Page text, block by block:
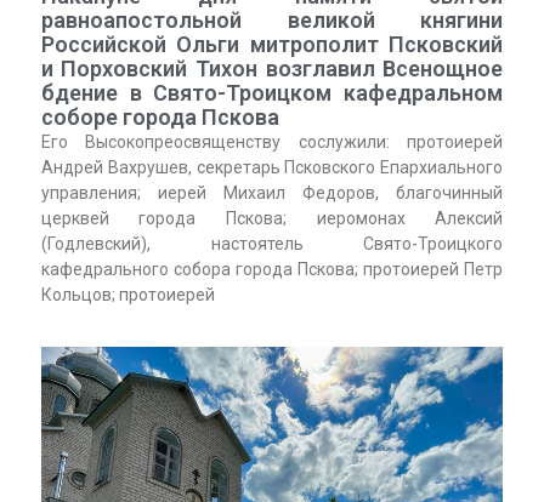
равноапостольной великой княгини
Российской Ольги митрополит Псковский
и Порховский Тихон возглавил Всенощное
бдение в Свято-Троицком кафедральном
соборе города Пскова
Его Высокопреосвященству сослужили: протоиерей
Андрей Вахрушев, секретарь Псковского Епархиального
управления; иерей Михаил Федоров, благочинный
церквей города Пскова; иеромонах Алексий
(Годлевский), настоятель Свято-Троицкого
кафедрального собора города Пскова; протоиерей Петр
Кольцов; протоиерей